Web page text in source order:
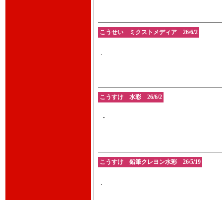
こうせい ミクストメディア 26/6/2
.
こうすけ 水彩 26/6/2
・
こうすけ 鉛筆クレヨン水彩 26/5/19
.